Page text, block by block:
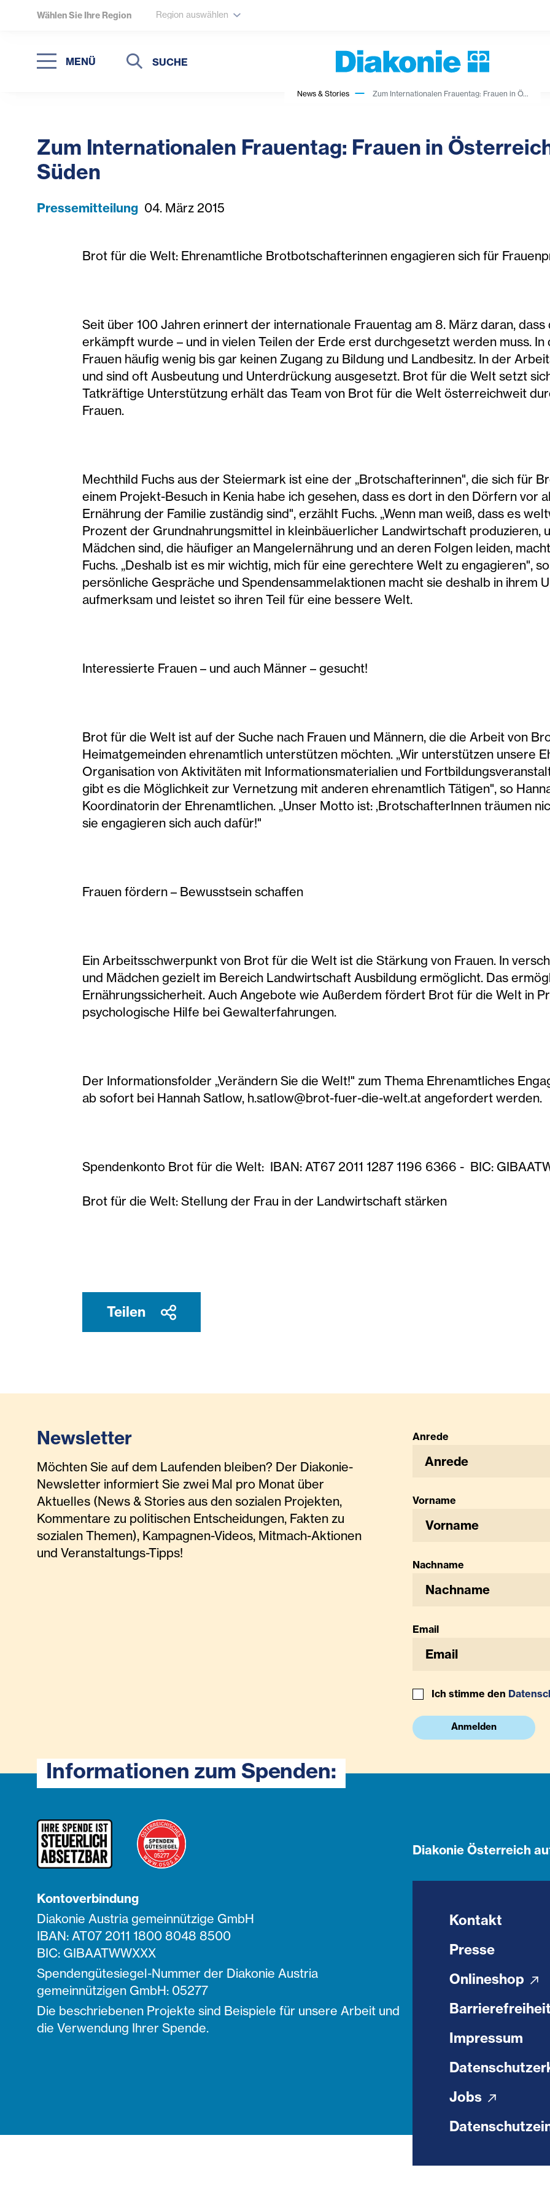
Wählen Sie Ihre Region Region auswählen
MENÜ
Suche
Suche
News & Stories Zum Internationalen Frauentag: Frauen in Ö...
Zum Internationalen Frauentag: Frauen in
Süden
Pressemitteilung 04. März 2015
Brot für die Welt: Ehrenamtliche Brotbotschafterinnen engagieren sich für
Seit über 100 Jahren erinnert der internationale Frauentag am 8. März daran,
erkämpft wurde – und in vielen Teilen der Erde erst durchgesetzt werden muss. In
Frauen häufig wenig bis gar keinen Zugang zu Bildung und Landbesitz. In der
und sind oft Ausbeutung und Unterdrückung ausgesetzt. Brot für die Welt setzt
Tatkräftige Unterstützung erhält das Team von Brot für die Welt österreichweit
Frauen.
Mechthild Fuchs aus der Steiermark ist eine der „Brotschafterinnen", die sich für
einem Projekt-Besuch in Kenia habe ich gesehen, dass es dort in den Dörfern vor
Ernährung der Familie zuständig sind", erzählt Fuchs. „Wenn man weiß, dass es
Prozent der Grundnahrungsmittel in kleinbäuerlicher Landwirtschaft produzieren,
Mädchen sind, die häufiger an Mangelernährung und an deren Folgen leiden,
Fuchs. „Deshalb ist es mir wichtig, mich für eine gerechtere Welt zu engagieren",
persönliche Gespräche und Spendensammelaktionen macht sie deshalb in ihrem
aufmerksam und leistet so ihren Teil für eine bessere Welt.
Interessierte Frauen – und auch Männer – gesucht!
Brot für die Welt ist auf der Suche nach Frauen und Männern, die die Arbeit von
Heimatgemeinden ehrenamtlich unterstützen möchten. „Wir unterstützen unsere
Organisation von Aktivitäten mit Informationsmaterialien und
gibt es die Möglichkeit zur Vernetzung mit anderen ehrenamtlich Tätigen", so
Koordinatorin der Ehrenamtlichen. „Unser Motto ist: ‚BrotschafterInnen träumen
sie engagieren sich auch dafür!"
Frauen fördern – Bewusstsein schaffen
Ein Arbeitsschwerpunkt von Brot für die Welt ist die Stärkung von Frauen. In
und Mädchen gezielt im Bereich Landwirtschaft Ausbildung ermöglicht. Das
Ernährungssicherheit. Auch Angebote wie Außerdem fördert Brot für die Welt in
psychologische Hilfe bei Gewalterfahrungen.
Der Informationsfolder „Verändern Sie die Welt!" zum Thema Ehrenamtliches
ab sofort bei Hannah Satlow, h.satlow@brot-fuer-die-welt.at angefordert werden.
Spendenkonto Brot für die Welt: IBAN: AT67 2011 1287 1196 6366 - BIC:
Brot für die Welt: Stellung der Frau in der Landwirtschaft stärken
Teilen
Newsletter
Möchten Sie auf dem Laufenden bleiben? Der Diakonie-
Newsletter informiert Sie zwei Mal pro Monat über
Aktuelles (News & Stories aus den sozialen Projekten,
Kommentare zu politischen Entscheidungen, Fakten zu
sozialen Themen), Kampagnen-Videos, Mitmach-Aktionen
und Veranstaltungs-Tipps!
Anrede
Anrede
Vorname
Nachname
Email
Ich stimme den
Anmelden
Informationen zum Spenden:
Kontoverbindung
Diakonie Austria gemeinnützige GmbH
IBAN: AT07 2011 1800 8048 8500
BIC: GIBAATWWXXX
Spendengütesiegel-Nummer der Diakonie Austria
gemeinnützigen GmbH: 05277
Die beschriebenen Projekte sind Beispiele für unsere Arbeit und
die Verwendung Ihrer Spende.
Diakonie Österreich
Kontakt
Presse
Onlineshop
Barrierefreiheit
Impressum
Jobs